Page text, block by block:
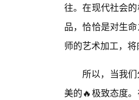
往。在现代社会
品，恰恰是对生
师的艺术加工，
所以，当我
美的🔥极致态度